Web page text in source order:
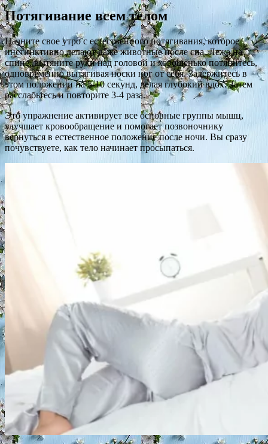
Потягивание всем телом
Начните свое утро с естественного потягивания, которое
инстинктивно делают даже животные после сна. Лежа на
спине, вытяните руки над головой и хорошенько потянитесь,
одновременно вытягивая носки ног от себя. Задержитесь в
этом положении на 5-10 секунд, делая глубокий вдох. Затем
расслабьтесь и повторите 3-4 раза.
Это упражнение активирует все основные группы мышц,
улучшает кровообращение и помогает позвоночнику
вернуться в естественное положение после ночи. Вы сразу
почувствуете, как тело начинает просыпаться.